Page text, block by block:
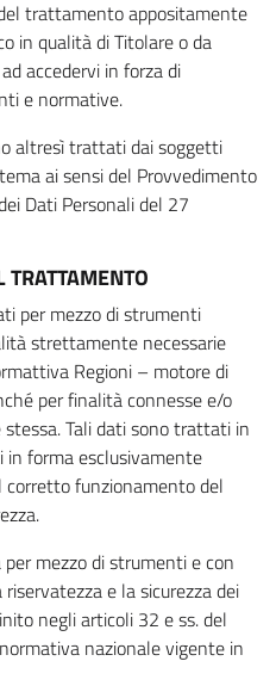
trattamento appositamente
in qualità di Titolare o da
accedervi in forza di
e normative.
altresì trattati dai soggetti
ai sensi del Provvedimento
Dati Personali del 27
per mezzo di strumenti
strettamente necessarie
Regioni – motore di
per finalità connesse e/o
Tali dati sono trattati in
forma esclusivamente
corretto funzionamento del
mezzo di strumenti e con
e la sicurezza dei
negli articoli 32 e ss. del
nazionale vigente in